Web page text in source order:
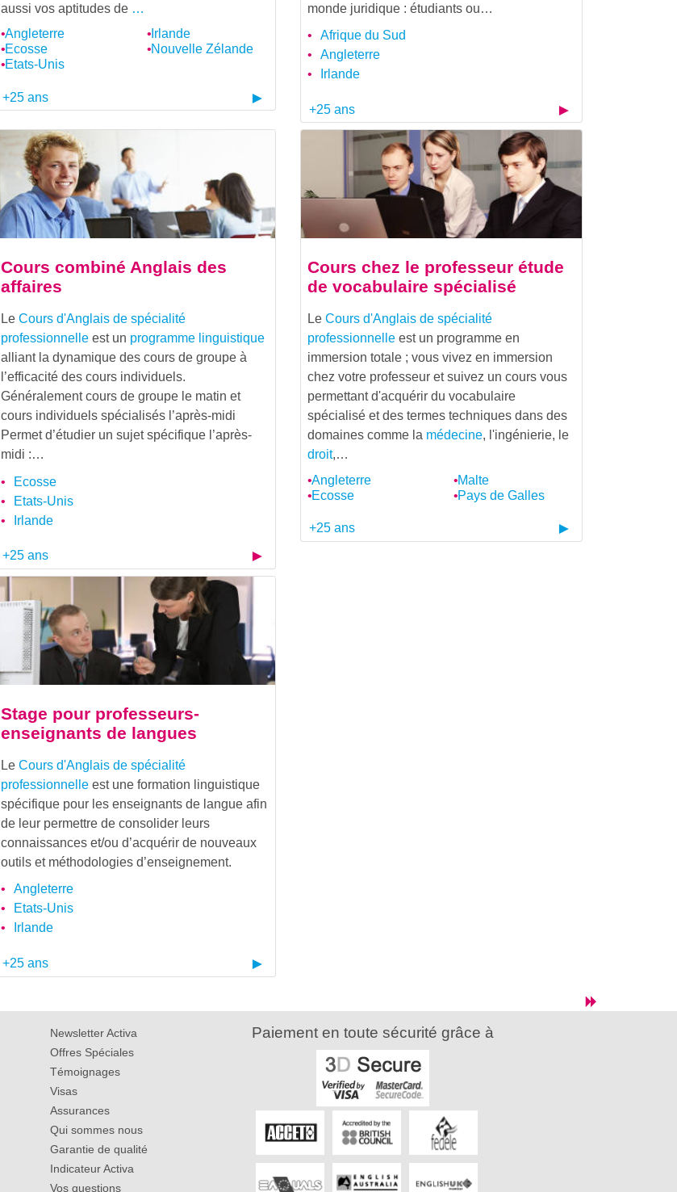
aussi vos aptitudes de …
Angleterre
Ecosse
Etats-Unis
Irlande
Nouvelle Zélande
+25 ans
monde juridique : étudiants ou…
Afrique du Sud
Angleterre
Irlande
+25 ans
Cours combiné Anglais des
affaires
Le Cours d'Anglais de spécialité
professionnelle est un programme linguistique
alliant la dynamique des cours de groupe à
l’efficacité des cours individuels.
Généralement cours de groupe le matin et
cours individuels spécialisés l’après-midi
Permet d’étudier un sujet spécifique l’après-
midi :…
Ecosse
Etats-Unis
Irlande
+25 ans
Cours chez le professeur étude
de vocabulaire spécialisé
Le Cours d'Anglais de spécialité
professionnelle est un programme en
immersion totale ; vous vivez en immersion
chez votre professeur et suivez un cours vous
permettant d'acquérir du vocabulaire
spécialisé et des termes techniques dans des
domaines comme la médecine, l'ingénierie, le
droit,…
Angleterre
Ecosse
Malte
Pays de Galles
+25 ans
Stage pour professeurs-
enseignants de langues
Le Cours d'Anglais de spécialité
professionnelle est une formation linguistique
spécifique pour les enseignants de langue afin
de leur permettre de consolider leurs
connaissances et/ou d’acquérir de nouveaux
outils et méthodologies d’enseignement.
Angleterre
Etats-Unis
Irlande
+25 ans
Newsletter Activa
Offres Spéciales
Témoignages
Visas
Assurances
Qui sommes nous
Garantie de qualité
Indicateur Activa
Vos questions
Paiement en toute sécurité grâce à